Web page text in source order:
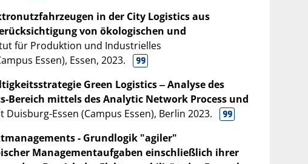
in der City Logistics aus
von ökologischen und
für Produktion und Industrielles
Essen), Essen, 2023.
Green Logistics ‒ Analyse des
Bereich mittels des Analytic Network Process und
Essen (Campus Essen), Berlin 2023.
- Grundlogik "agiler"
Managementaufgaben einschließlich ihrer